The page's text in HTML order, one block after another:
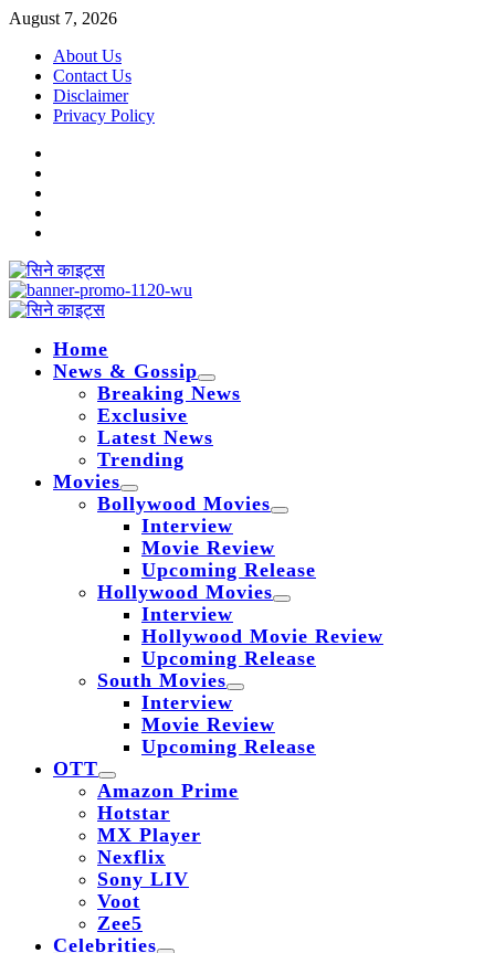
Skip
content
August 7, 2026
About Us
Contact Us
Disclaimer
Privacy Policy
Primary
Home
News & Gossip
Breaking News
Exclusive
Latest News
Trending
Movies
Bollywood Movies
Interview
Movie Review
Upcoming Release
Hollywood Movies
Interview
Hollywood Movie Review
Upcoming Release
South Movies
Interview
Movie Review
Upcoming Release
OTT
Amazon Prime
Hotstar
MX Player
Nexflix
Sony LIV
Voot
Zee5
Celebrities